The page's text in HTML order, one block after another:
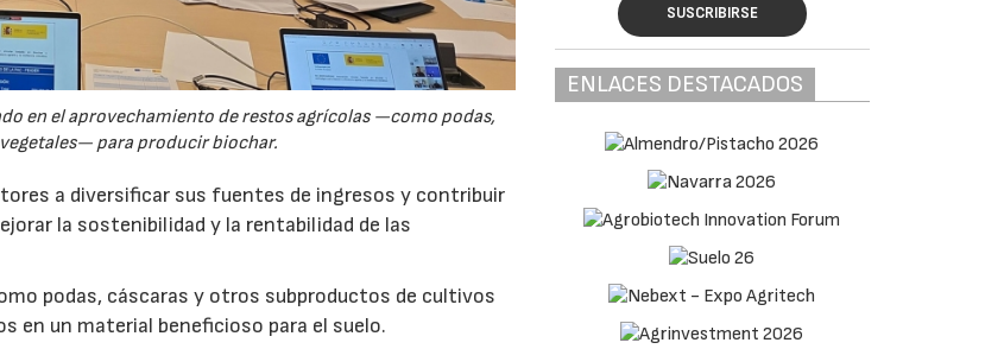
en el aprovechamiento de restos agrícolas —como podas,
para producir biochar.
a diversificar sus fuentes de ingresos y contribuir
la sostenibilidad y la rentabilidad de las
podas, cáscaras y otros subproductos de cultivos
en un material beneficioso para el suelo.
SUSCRIBIRSE
ENLACES DESTACADOS